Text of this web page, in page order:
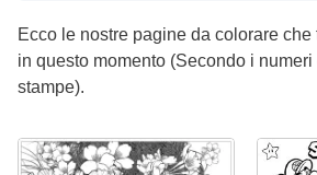
Ecco le nostre pagine da colorare
in questo momento (Secondo i
stampe).